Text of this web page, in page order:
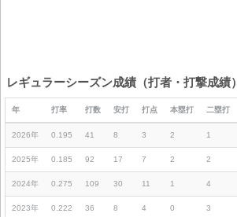
レギュラーシーズン成績（打者・打撃成績）
年 打率 打数 安打 打点 本塁打 二塁打
2026年 0.195 41 8 3 2 1
2025年 0.185 92 17 7 2 2
2024年 0.275 109 30 11 1 4
2023年 0.222 36 8 4 0 3